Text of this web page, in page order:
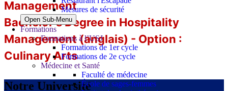
Mesures de sécurité
Open Sub-Menu
Formations
Formations à l’USJ
Formations de 1er cycle
Formations de 2e cycle
Médecine et Santé
Faculté de médecine
École de sages-femmes
Management
Bachelor's Degree in Hospitality
Management (anglais) - Option :
Culinary Arts
Notre Université